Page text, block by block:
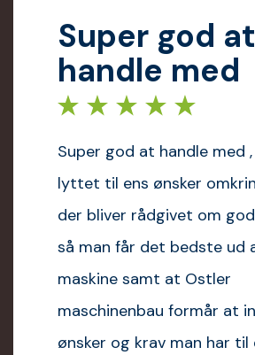
god at
med
god at handle med , der bliver
til ens ønsker omkring købet,
bliver rådgivet om gode løsninger
får det bedste ud af en
samt at Ostler
formår at indfri de
og krav man har til en ny